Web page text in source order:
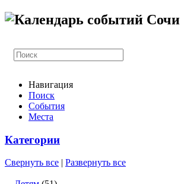
Навигация
Поиск
События
Места
Категории
Свернуть все | Развернуть все